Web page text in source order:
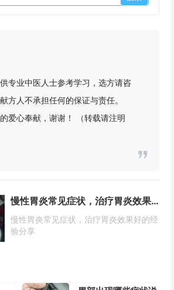
专业中医人士参考学习，选方请咨
方人不承担任何的保证与责任。
爱心奉献，谢谢！ （转载请注明
慢性胃炎常见症状，治疗胃炎效果好的经验分享
慢性胃炎常见症状，治疗胃炎效果好的经
验分享